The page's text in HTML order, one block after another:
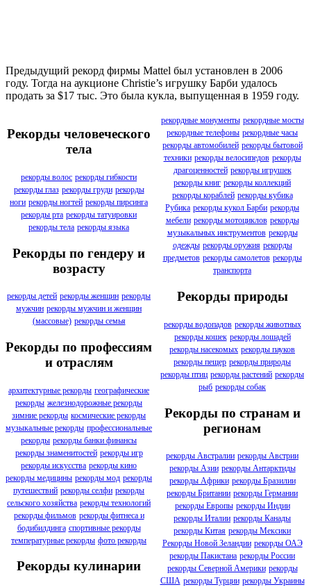
Предыдущий рекорд фирмы Mattel был установлен в 2006
году. Тогда на аукционе Christie’s игрушку Барби удалось
продать за $17 тыс. Это была кукла, выпущенная в 1959 году.
Рекорды человеческого
тела
рекорды волос рекорды гибкости
рекорды глаз рекорды груди рекорды
ноги рекорды ногтей рекорды пирсинга
рекорды рта рекорды татуировки
рекорды тела рекорды языка
Рекорды по гендеру и
возрасту
рекорды детей рекорды женщин рекорды
мужчин рекорды мужчин и женщин
(массовые) рекорды семья
Рекорды по профессиям
и отраслям
архитектурные рекорды географические
рекорды железнодорожные рекорды
зимние рекорды космические рекорды
музыкальные рекорды профессиональные
рекорды рекорды банки финансы
рекорды знаменитостей рекорды игр
рекорды искусства рекорды кино
рекорды медицины рекорды мод рекорды
путешествий рекорды селфи рекорды
сельского хозяйства рекорды технологий
рекорды фильмов рекорды фитнеса и
бодибилдинга спортивные рекорды
температурные рекорды фото рекорды
Рекорды кулинарии
рекордные монументы рекордные мосты
рекордные телефоны рекордные часы
рекорды автомобилей рекорды бытовой
техники рекорды велосипедов рекорды
драгоценностей рекорды игрушек
рекорды книг рекорды коллекций
рекорды кораблей рекорды кубика
Рубика рекорды кукол Барби рекорды
мебели рекорды мотоциклов рекорды
музыкальных инструментов рекорды
одежды рекорды оружия рекорды
предметов рекорды самолетов рекорды
транспорта
Рекорды природы
рекорды водопадов рекорды животных
рекорды кошек рекорды лошадей
рекорды насекомых рекорды пауков
рекорды пещер рекорды природы
рекорды птиц рекорды растений рекорды
рыб рекорды собак
Рекорды по странам и
регионам
рекорды Австралии рекорды Австрии
рекорды Азии рекорды Антарктиды
рекорды Африки рекорды Бразилии
рекорды Британии рекорды Германии
рекорды Европы рекорды Индии
рекорды Италии рекорды Канады
рекорды Китая рекорды Мексики
Рекорды Новой Зеландии рекорды ОАЭ
рекорды Пакистана рекорды России
рекорды Северной Америки рекорды
США рекорды Турции рекорды Украины